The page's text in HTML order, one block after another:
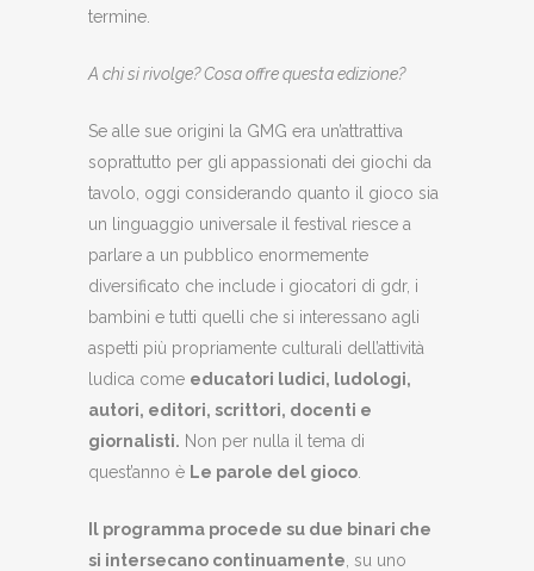
termine.
A chi si rivolge? Cosa offre questa edizione?
Se alle sue origini la GMG era un’attrattiva
soprattutto per gli appassionati dei giochi da
tavolo, oggi considerando quanto il gioco sia
un linguaggio universale il festival riesce a
parlare a un pubblico enormemente
diversificato che include i giocatori di gdr, i
bambini e tutti quelli che si interessano agli
aspetti più propriamente culturali dell’attività
ludica come educatori ludici, ludologi,
autori, editori, scrittori, docenti e
giornalisti. Non per nulla il tema di
quest’anno è Le parole del gioco
Il programma procede su due binari che
si intersecano continuamente , su uno